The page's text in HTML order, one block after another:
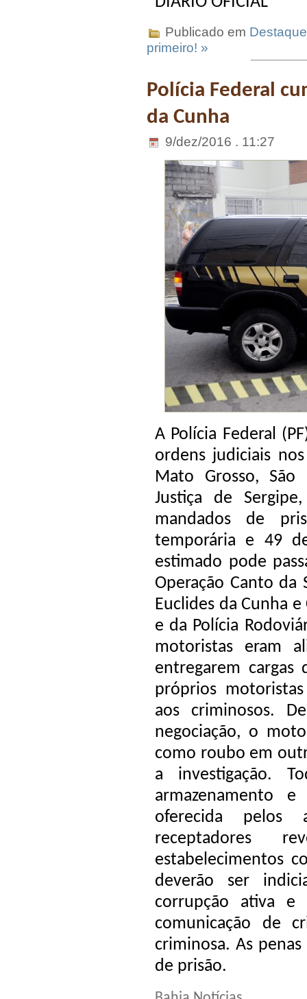
Publicado em
primeiro! »
Polícia Federal
da Cunha
9/dez/2016 . 11:27
A Polícia Federal
ordens judiciais
Mato Grosso, São
Justiça de
mandados de
temporária e 49
estimado pode
Operação Canto da
Euclides da Cunha
e da Polícia
motoristas eram
entregarem cargas
próprios
aos criminosos.
negociação, o
como roubo em
a investigação.
armazenamento
oferecida pelos
receptadores
estabelecimentos
deverão ser
corrupção ativa e
comunicação de
criminosa. As
de prisão.